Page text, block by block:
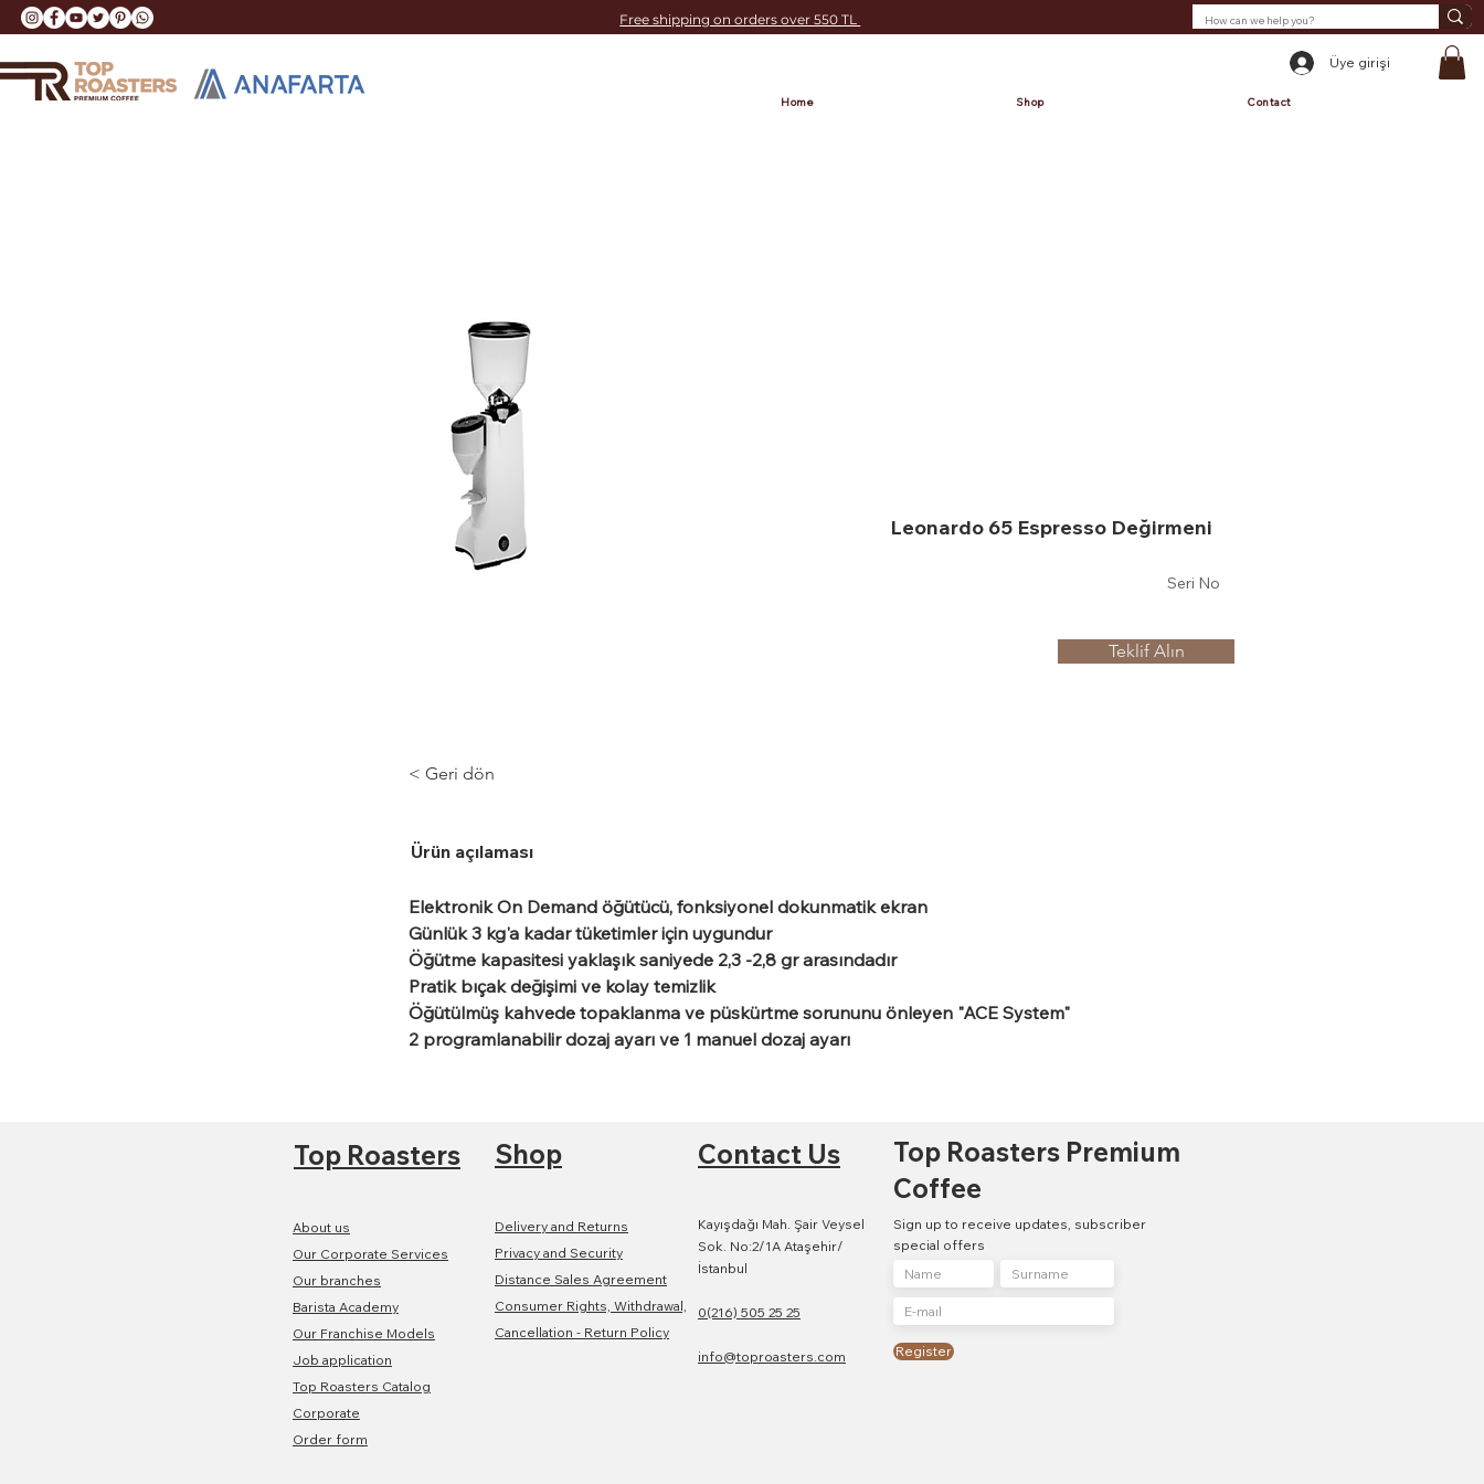
Free shipping on orders over 550 TL
Üye girişi
Home Shop Contact
Leonardo 65 Espresso Değirmeni
Seri No
Teklif Alın
< Geri dön
Ürün açılaması
Elektronik On Demand öğütücü, fonksiyonel dokunmatik ekran
Günlük 3 kg'a kadar tüketimler için uygundur
Öğütme kapasitesi yaklaşık saniyede 2,3 -2,8 gr arasındadır
Pratik bıçak değişimi ve kolay temizlik
Öğütülmüş kahvede topaklanma ve püskürtme sorununu önleyen "ACE System"
2 programlanabilir dozaj ayarı ve 1 manuel dozaj ayarı
Top Roasters
Top Roasters Premium
Coffee
Shop Contact Us
About us
Our Corporate Services
Our branches
Barista Academy
Our Franchise Models
Job application
Top Roasters Catalog
Corporate
Order form
Delivery and Returns
Privacy and Security
Distance Sales Agreement
Consumer Rights, Withdrawal,
Cancellation - Return Policy
Kayışdağı Mah. Şair Veysel
Sok. No:2/1A Ataşehir/
İstanbul
0(216) 505 25 25
info@toproasters.com
Sign up to receive updates, subscriber
special offers
Register